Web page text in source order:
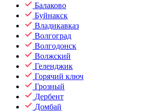
Балаково
Буйнакск
Владикавказ
Волгоград
Волгодонск
Волжский
Геленджик
Горячий ключ
Грозный
Дербент
Домбай